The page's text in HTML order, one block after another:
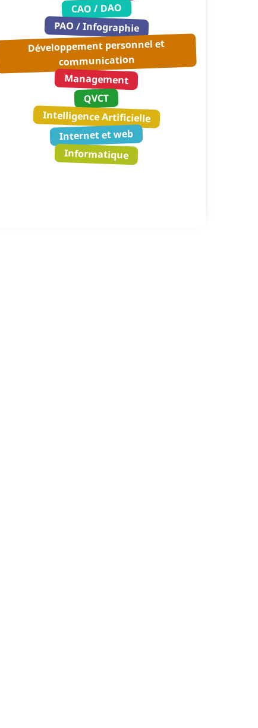
CAO / DAO
PAO / Infographie
Développement personnel et
communication
Management
QVCT
Intelligence Artificielle
Internet et web
Informatique